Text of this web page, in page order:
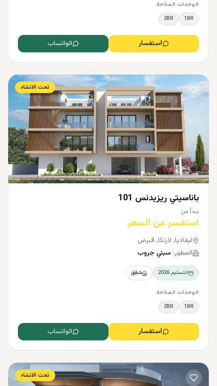
الوحدات المتاحة
1BR
2BR
استفسار الواتساب
تحت الانشاء
باناسيتي ريزيدنس 101
يبدأ من
استفسر عن السعر
ليفاديا, لارنكا, قبرص
المطور: سيتي جروب
التسليم2026 شقق
الوحدات المتاحة
1BR
2BR
استفسار الواتساب
تحت الانشاء